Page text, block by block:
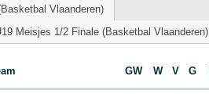
Vlaanderen)
Meisjes 1/2 Finale (Basketbal Vlaanderen)
GW W V G